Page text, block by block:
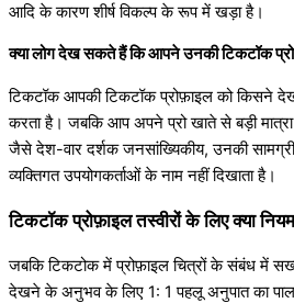
आदि के कारण शीर्ष विकल्प के रूप में खड़ा है।
क्या लोग देख सकते हैं कि आपने उनकी टिकटॉक
टिकटॉक आपकी टिकटॉक प्रोफ़ाइल को किसने
करता है। जबकि आप अपने प्रो खाते से बड़ी
जैसे देश-वार दर्शक जनसांख्यिकीय, उनकी सामग्री
व्यक्तिगत उपयोगकर्ताओं के नाम नहीं दिखाता है।
टिकटॉक प्रोफ़ाइल तस्वीरों के लिए क्या
जबकि टिकटोक में प्रोफ़ाइल चित्रों के संबंध में
देखने के अनुभव के लिए 1: 1 पहलू अनुपात का